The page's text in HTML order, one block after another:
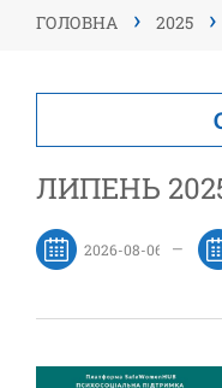
ГОЛОВНА › 2025 ›
ЛИПЕНЬ
—